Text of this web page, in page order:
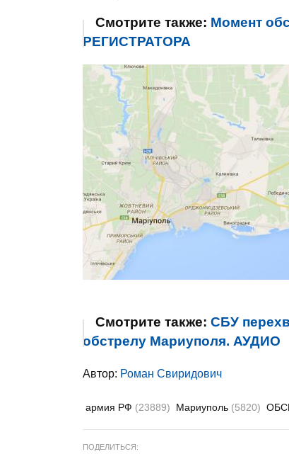
Смотрите также: Момент
РЕГИСТРАТОРА
Смотрите также: СБУ
обстрелу Мариуполя. АУДИО
Автор: Роман Свиридович
армия РФ (23889) Мариуполь (5820)
ПОДЕЛИТЬСЯ: